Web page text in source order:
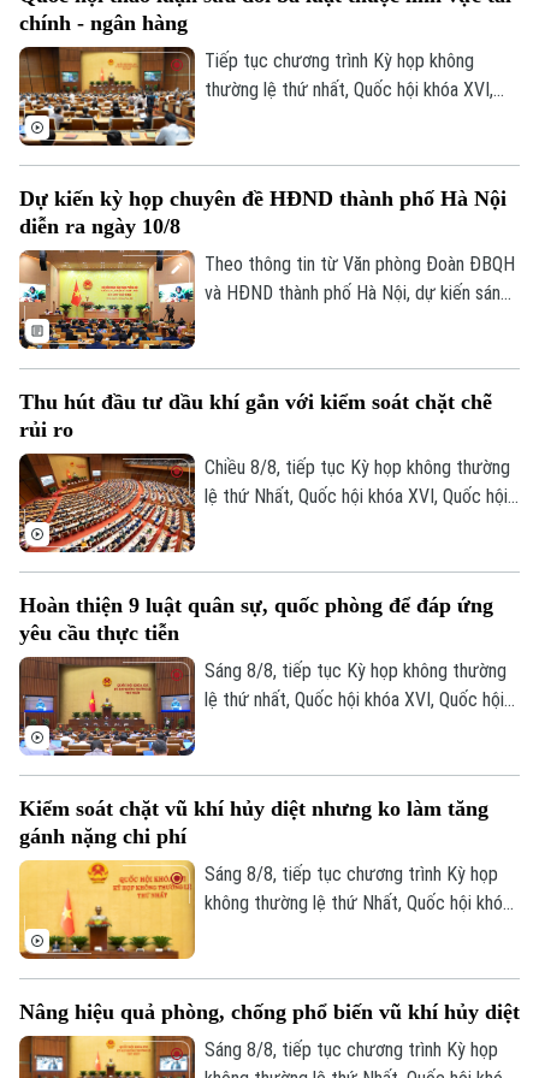
Đánh giá
Dinh dưỡng
Tư vấn sức khỏe
Thể thao
Bóng đá
Quần vợt
Giải trí
Tin tức
Sao
Điện ảnh
Thời trang
Đã phát sóng
tổ chức tín dụng.
chính - ngân hàng
Tiếp tục chương trình Kỳ họp không
thường lệ thứ nhất, Quốc hội khóa XVI,
- ngân hàng, xuất bản và tư pháp.
Dự kiến kỳ họp chuyên đề HĐND thành phố Hà Nội
diễn ra ngày 10/8
Theo thông tin từ Văn phòng Đoàn ĐBQH
và HĐND thành phố Hà Nội, dự kiến sáng
quyết định các nội dung quan trọng thuộc
Thu hút đầu tư dầu khí gắn với kiểm soát chặt chẽ
rủi ro
Chiều 8/8, tiếp tục Kỳ họp không thường
lệ thứ Nhất, Quốc hội khóa XVI, Quốc hội
để thu hút đầu tư vào những khu vực có
tăng phân cấp, phân quyền cho Tập đoàn
Công nghiệp Năng lượng Quốc gia Việt
Hoàn thiện 9 luật quân sự, quốc phòng để đáp ứng
yêu cầu thực tiễn
Sáng 8/8, tiếp tục Kỳ họp không thường
lệ thứ nhất, Quốc hội khóa XVI, Quốc hội
phòng.
Kiểm soát chặt vũ khí hủy diệt nhưng ko làm tăng
gánh nặng chi phí
Sáng 8/8, tiếp tục chương trình Kỳ họp
không thường lệ thứ Nhất, Quốc hội khóa
đại biểu đề nghị tiếp tục hoàn thiện các
quy định theo hướng nâng cao hiệu quả
Nâng hiệu quả phòng, chống phổ biến vũ khí hủy diệt
Sáng 8/8, tiếp tục chương trình Kỳ họp